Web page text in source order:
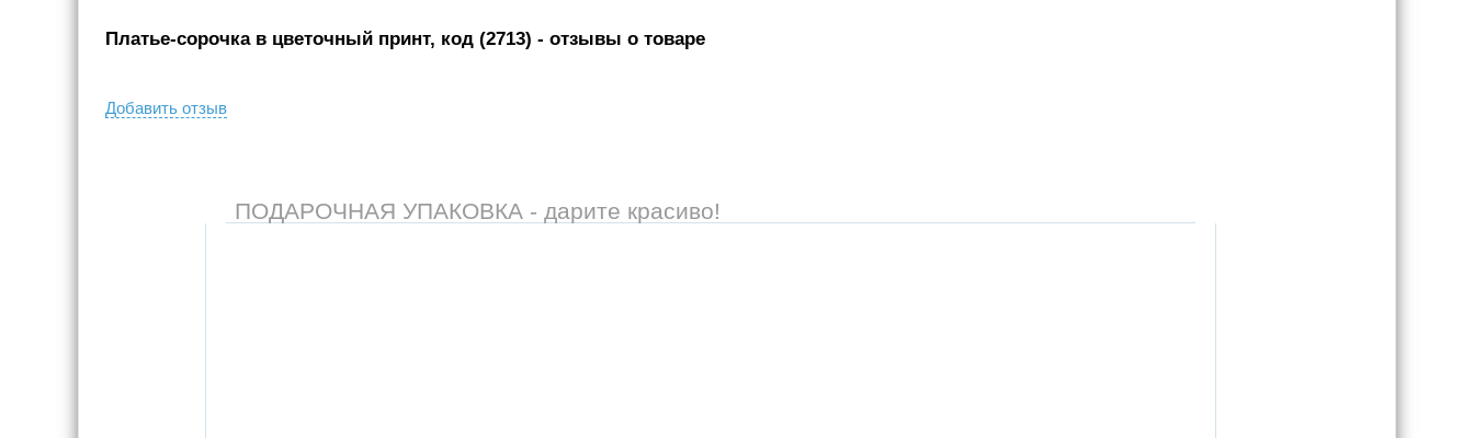
Платье-сорочка в цветочный принт, код (2713) - отзывы о товаре
Добавить отзыв
ПОДАРОЧНАЯ УПАКОВКА - дарите красиво!